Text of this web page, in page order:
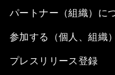
パートナー（組織）に
参加する（個人、組織）
プレスリリース登録